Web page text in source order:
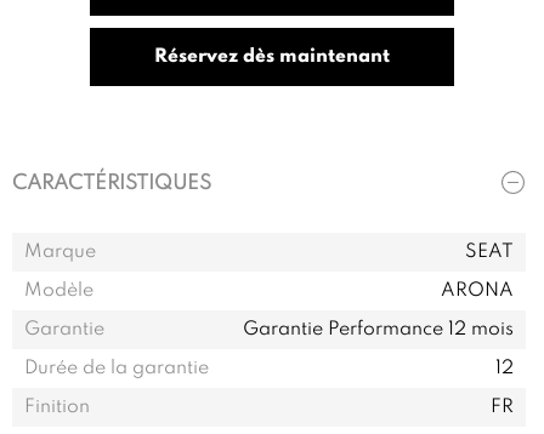
Réservez dès maintenant
CARACTÉRISTIQUES
Marque
SEAT
Modèle
ARONA
Garantie
Garantie Performance 12 mois
Durée de la garantie
12
Finition
FR